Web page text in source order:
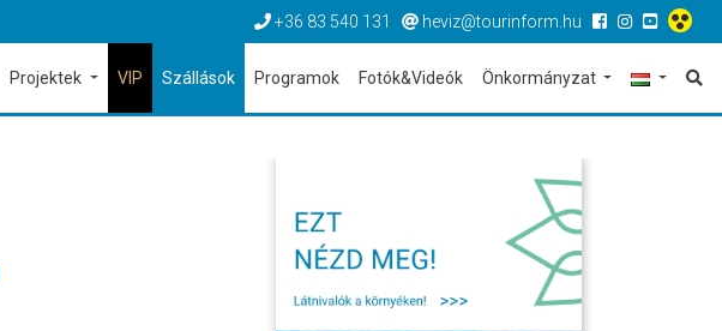
+36 83 540 131 heviz@tourinform.hu
Projektek VIP Szállások Programok Fotók&Videók Önkormányzat